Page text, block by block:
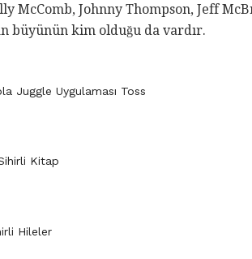
McComb, Johnny Thompson, Jeff
büyünün kim olduğu da vardır.
Juggle Uygulaması Toss
Kitap
Hileler